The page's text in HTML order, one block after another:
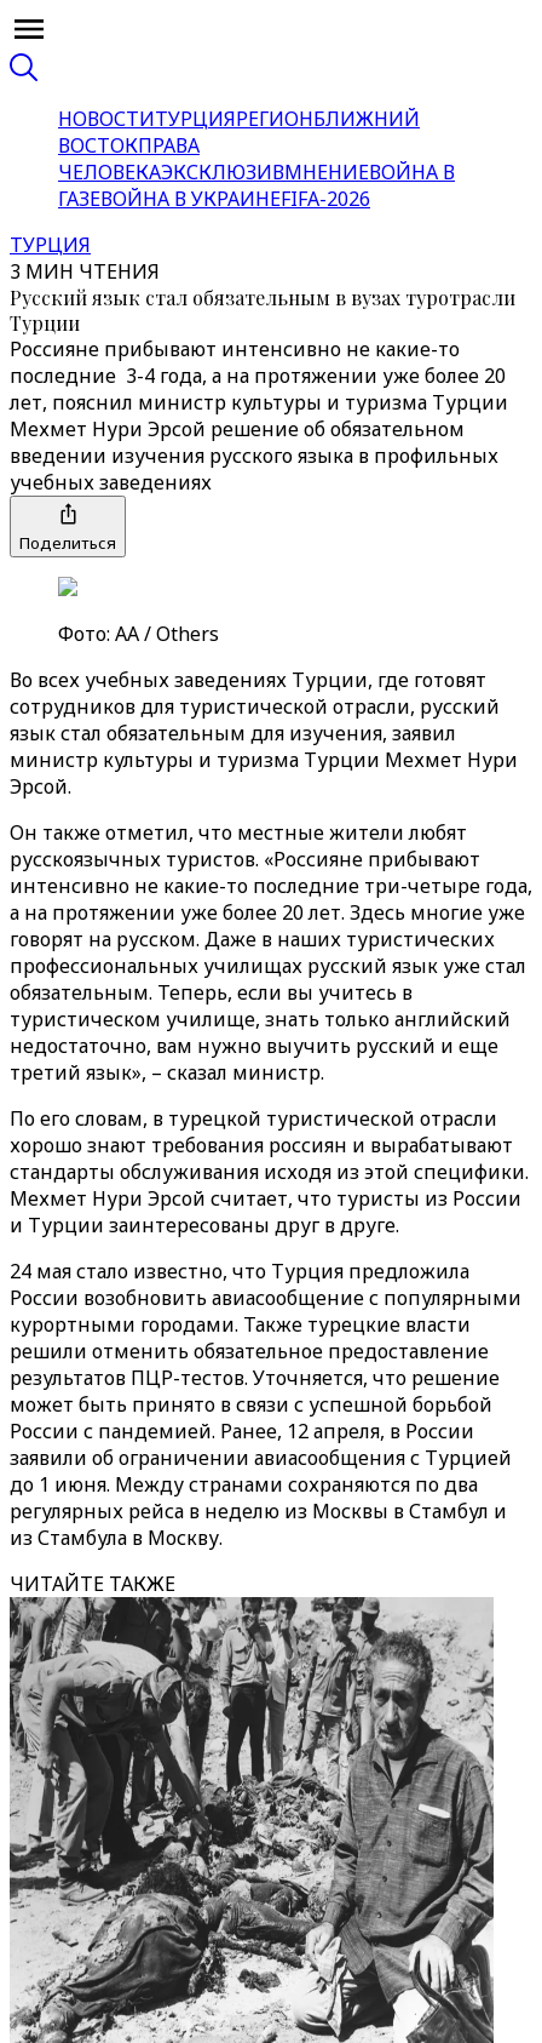
НОВОСТИТУРЦИЯРЕГИОНБЛИЖНИЙ
ВОСТОКПРАВА
ЧЕЛОВЕКАЭКСКЛЮЗИВМНЕНИЕВОЙНА В
ГАЗЕВОЙНА В УКРАИНЕFIFA-2026
ТУРЦИЯ
3 МИН ЧТЕНИЯ
Русский язык стал обязательным в вузах туротрасли
Турции
Россияне прибывают интенсивно не какие-то
последние 3-4 года, а на протяжении уже более 20
лет, пояснил министр культуры и туризма Турции
Мехмет Нури Эрсой решение об обязательном
введении изучения русского языка в профильных
учебных заведениях
Поделиться
Фото: АА / Others
Во всех учебных заведениях Турции, где готовят
сотрудников для туристической отрасли, русский
язык стал обязательным для изучения, заявил
министр культуры и туризма Турции Мехмет Нури
Эрсой.
Он также отметил, что местные жители любят
русскоязычных туристов. «Россияне прибывают
интенсивно не какие-то последние три-четыре года,
а на протяжении уже более 20 лет. Здесь многие уже
говорят на русском. Даже в наших туристических
профессиональных училищах русский язык уже стал
обязательным. Теперь, если вы учитесь в
туристическом училище, знать только английский
недостаточно, вам нужно выучить русский и еще
третий язык», – сказал министр.
По его словам, в турецкой туристической отрасли
хорошо знают требования россиян и вырабатывают
стандарты обслуживания исходя из этой специфики.
Мехмет Нури Эрсой считает, что туристы из России
и Турции заинтересованы друг в друге.
24 мая стало известно, что Турция предложила
России возобновить авиасообщение с популярными
курортными городами. Также турецкие власти
решили отменить обязательное предоставление
результатов ПЦР-тестов. Уточняется, что решение
может быть принято в связи с успешной борьбой
России с пандемией. Ранее, 12 апреля, в России
заявили об ограничении авиасообщения с Турцией
до 1 июня. Между странами сохраняются по два
регулярных рейса в неделю из Москвы в Стамбул и
из Стамбула в Москву.
ЧИТАЙТЕ ТАКЖЕ